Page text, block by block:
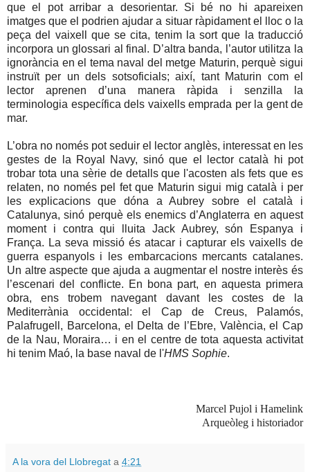
que el pot arribar a desorientar. Si bé no hi apareixen
imatges que el podrien ajudar a situar ràpidament el lloc o la
peça del vaixell que se cita, tenim la sort que la traducció
incorpora un glossari al final. D’altra banda, l’autor utilitza la
ignorància en el tema naval del metge Maturin, perquè sigui
instruït per un dels sotsoficials; així, tant Maturin com el
lector aprenen d’una manera ràpida i senzilla la
terminologia específica dels vaixells emprada per la gent de
mar.
L’obra no només pot seduir el lector anglès, interessat en les
gestes de
la Royal Navy, sinó que el lector català hi pot
trobar tota una sèrie de detalls que l'acosten als fets que es
relaten, no només pel fet que Maturin sigui mig català i per
les explicacions que dóna a Aubrey sobre el català i
Catalunya, sinó perquè els enemics d’Anglaterra en aquest
moment i contra qui lluita Jack Aubrey, són Espanya i
França. La seva missió és atacar i capturar els vaixells de
guerra espanyols i les embarcacions mercants catalanes.
Un altre aspecte que ajuda a augmentar el nostre interès és
l’escenari del conflicte. En bona part, en aquesta primera
obra, ens trobem navegant davant les costes de la
Mediterrània occidental: el Cap de Creus, Palamós,
Palafrugell, Barcelona, el Delta de l’Ebre, València, el Cap
de la Nau, Moraira… i en el centre de tota aquesta activitat
hi tenim Maó, la base naval de l'HMS Sophie.
Marcel Pujol i Hamelink
Arqueòleg i historiador
A la vora del Llobregat a 4:21